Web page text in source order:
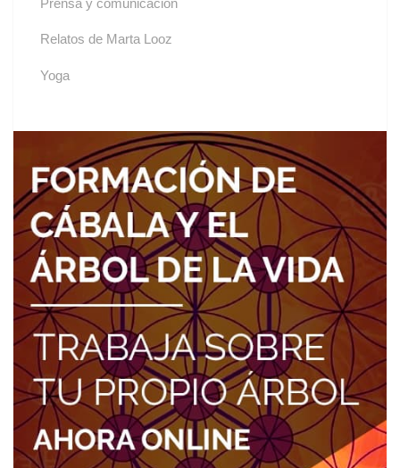
Relatos de Marta Looz
Yoga